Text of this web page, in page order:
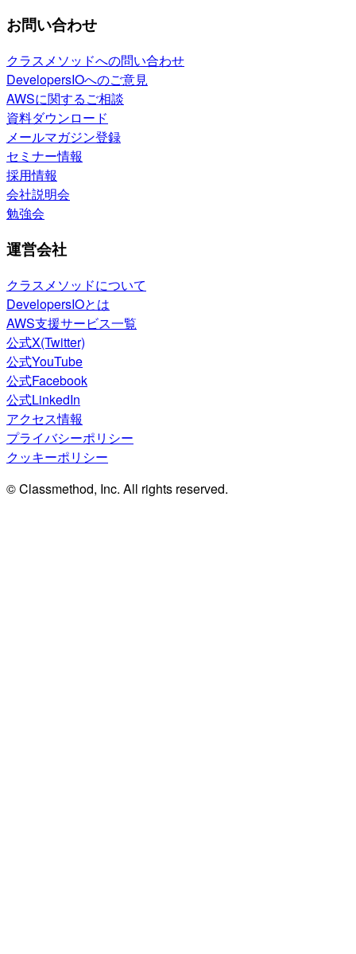
お問い合わせ
クラスメソッドへの問い合わせ
DevelopersIOへのご意見
AWSに関するご相談
資料ダウンロード
メールマガジン登録
セミナー情報
採用情報
会社説明会
勉強会
運営会社
クラスメソッドについて
DevelopersIOとは
AWS支援サービス一覧
公式X(Twitter)
公式YouTube
公式Facebook
公式LinkedIn
アクセス情報
プライバシーポリシー
クッキーポリシー
© Classmethod, Inc. All rights reserved.